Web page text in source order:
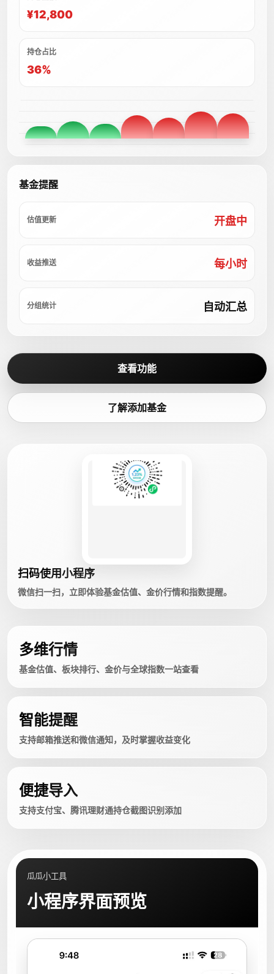
¥12,800
持仓占比
36%
基金提醒
估值更新 开盘中
收益推送 每小时
分组统计 自动汇总
查看功能
了解添加基金
扫码使用小程序
微信扫一扫，立即体验基金估值、金价行情和指数提醒。
多维行情
基金估值、板块排行、金价与全球指数一站查看
智能提醒
支持邮箱推送和微信通知，及时掌握收益变化
便捷导入
支持支付宝、腾讯理财通持仓截图识别添加
瓜瓜小工具
小程序界面预览